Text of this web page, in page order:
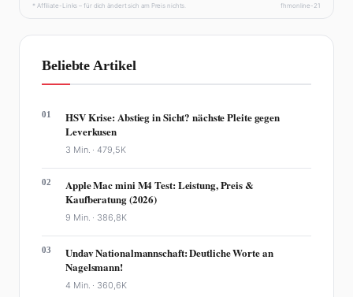
* Affiliate-Links – für dich ändert sich am Preis nichts. fhmonline-21
Beliebte Artikel
01
HSV Krise: Abstieg in Sicht? nächste Pleite gegen
Leverkusen
3 Min. ·479,5K
02
Apple Mac mini M4 Test: Leistung, Preis &
Kaufberatung (2026)
9 Min. · 386,8K
03
Undav Nationalmannschaft: Deutliche Worte an
Nagelsmann!
4 Min. · 360,6K